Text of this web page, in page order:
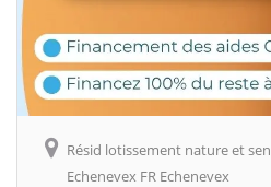
Résid lotissement nature et
Echenevex FR Echenevex